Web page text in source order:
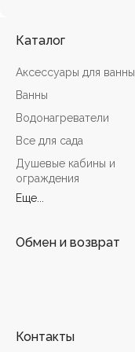
Каталог
Аксессуары для ванны
Ванны
Водонагреватели
Все для сада
Душевые кабины и
ограждения
Еще...
Обмен и возврат
Контакты